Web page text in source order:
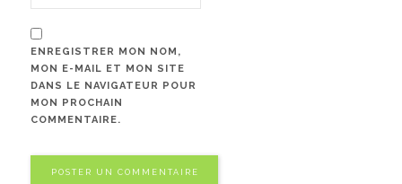
ENREGISTRER MON NOM,
MON E-MAIL ET MON SITE
DANS LE NAVIGATEUR POUR
MON PROCHAIN
COMMENTAIRE.